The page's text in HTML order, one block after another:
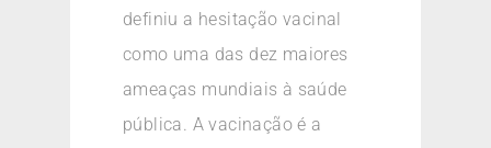
definiu a hesitação vacinal
como uma das dez maiores
ameaças mundiais à saúde
pública. A vacinação é a